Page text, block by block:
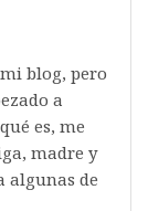
blog, pero
a
es, me
madre y
algunas de